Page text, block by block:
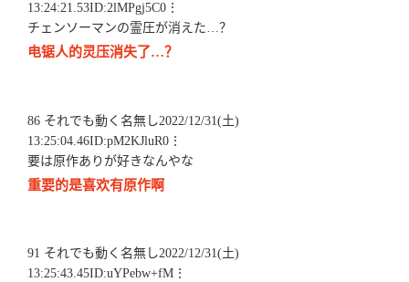
13:24:21.53ID:2lMPgj5C0⋮
チェンソーマンの霊圧が消えた…？
电锯人的灵压消失了…？
86 それでも動く名無し2022/12/31(土)
13:25:04.46ID:pM2KJluR0⋮
要は原作ありが好きなんやな
重要的是喜欢有原作啊
91 それでも動く名無し2022/12/31(土)
13:25:43.45ID:uYPebw+fM⋮